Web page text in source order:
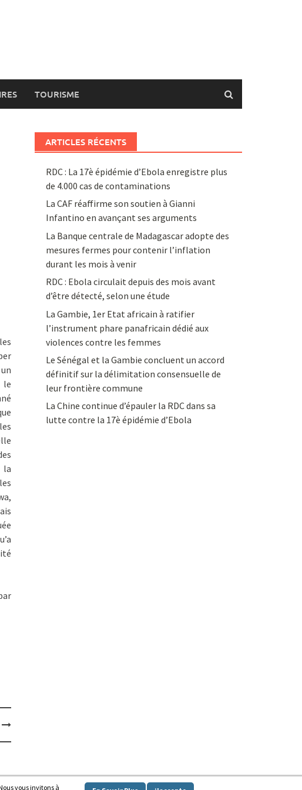
TOURISME
le
la
ARTICLES RÉCENTS
RDC : La 17è épidémie d’Ebola enregistre plus
de 4.000 cas de contaminations
La CAF réaffirme son soutien à Gianni
Infantino en avançant ses arguments
La Banque centrale de Madagascar adopte des
mesures fermes pour contenir l’inflation
durant les mois à venir
RDC : Ebola circulait depuis des mois avant
d’être détecté, selon une étude
La Gambie, 1er Etat africain à ratifier
l’instrument phare panafricain dédié aux
violences contre les femmes
Le Sénégal et la Gambie concluent un accord
définitif sur la délimitation consensuelle de
leur frontière commune
La Chine continue d’épauler la RDC dans sa
lutte contre la 17è épidémie d’Ebola
vous invitons à